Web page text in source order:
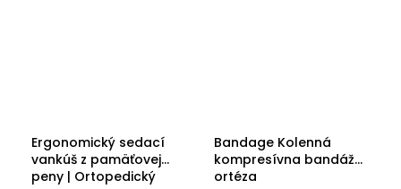
Ergonomický sedací
vankúš z pamäťovej
peny | Ortopedický
Bandage Kolenná
kompresívna bandáž
ortéza